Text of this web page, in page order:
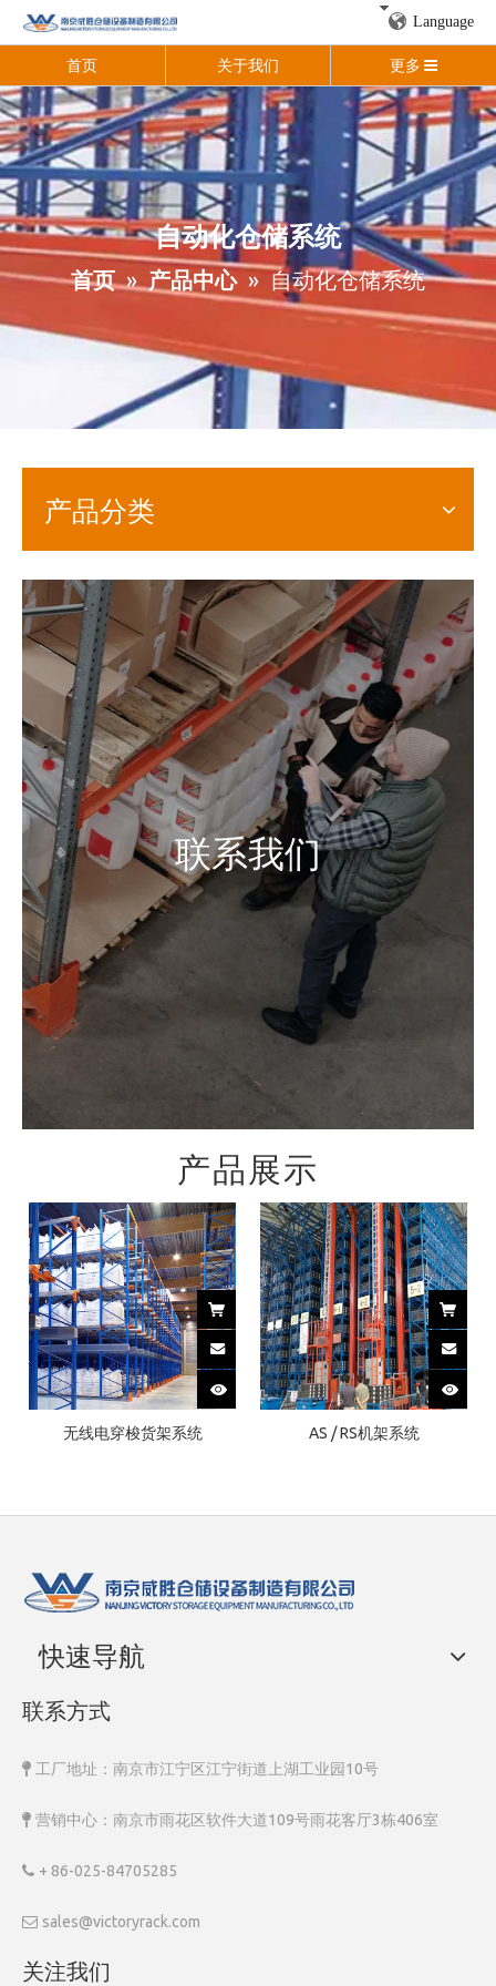
Language
首页 关于我们 更多
自动化仓储系统
首页 » 产品中心 » 自动化仓储系统
产品分类
联系我们
产品展示
无线电穿梭货架系统 AS / RS机架系统
快速导航
联系方式
 工厂地址：南京市江宁区江宁街道上湖工业园10号
 营销中心：南京市雨花区软件大道109号雨花客厅3栋406室
 + 86-025-84705285
 sales@victoryrack.com
关注我们